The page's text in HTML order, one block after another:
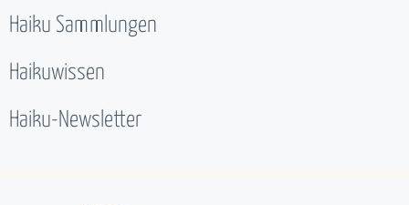
Haiku Sammlungen
Haikuwissen
Haiku-Newsletter